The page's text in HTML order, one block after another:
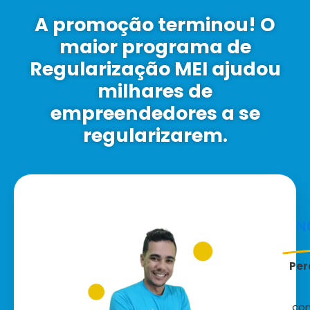
A promoção terminou! O
maior programa de
Regularização MEI ajudou
milhares de
empreendedores a se
regularizarem.